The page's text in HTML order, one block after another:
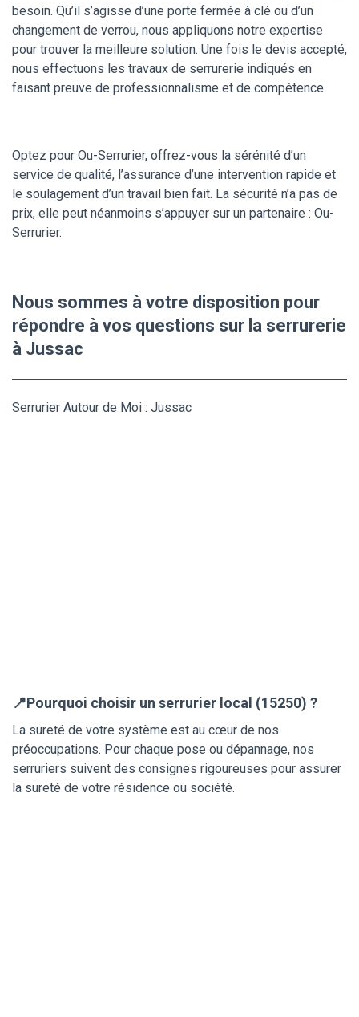
besoin. Qu’il s’agisse d’une porte fermée à clé ou d’un
changement de verrou, nous appliquons notre expertise
pour trouver la meilleure solution. Une fois le devis accepté,
nous effectuons les travaux de serrurerie indiqués en
faisant preuve de professionnalisme et de compétence.
Optez pour Ou-Serrurier, offrez-vous la sérénité d’un
service de qualité, l’assurance d’une intervention rapide et
le soulagement d’un travail bien fait. La sécurité n’a pas de
prix, elle peut néanmoins s’appuyer sur un partenaire : Ou-
Serrurier.
Nous sommes à votre disposition pour
répondre à vos questions sur la serrurerie
à Jussac
Serrurier Autour de Moi : Jussac
📍Pourquoi choisir un serrurier local (15250) ?
La sureté de votre système est au cœur de nos
préoccupations. Pour chaque pose ou dépannage, nos
serruriers suivent des consignes rigoureuses pour assurer
la sureté de votre résidence ou société.